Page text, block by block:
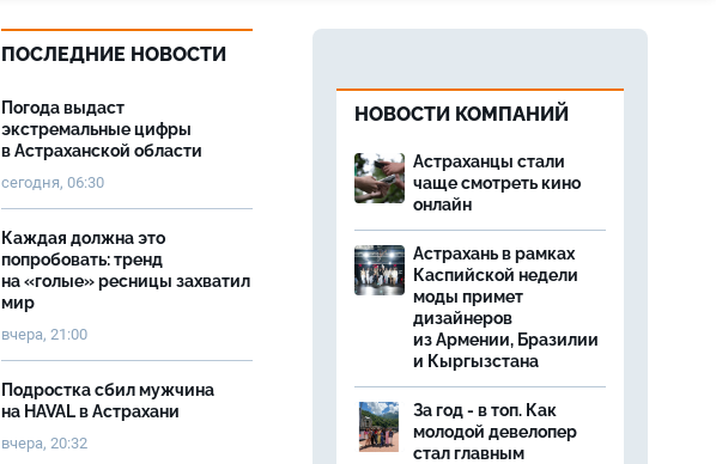
ПОСЛЕДНИЕ НОВОСТИ
Погода выдаст
экстремальные цифры
в Астраханской области
сегодня, 06:30
Каждая должна это
попробовать: тренд
на «голые» ресницы захватил
мир
вчера, 21:00
Подростка сбил мужчина
на HAVAL в Астрахани
вчера, 20:32
НОВОСТИ КОМПАНИЙ
Астраханцы стали
чаще смотреть кино
онлайн
Астрахань в рамках
Каспийской недели
моды примет
дизайнеров
из Армении, Бразилии
и Кыргызстана
За год - в топ. Как
молодой девелопер
стал главным